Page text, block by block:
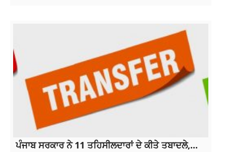
ਪੰਜਾਬ ਸਰਕਾਰ ਨੇ 11 ਤਹਿਸੀਲਦਾਰਾਂ ਦੇ ਕੀਤੇ ਤਬਾਦਲੇ,...